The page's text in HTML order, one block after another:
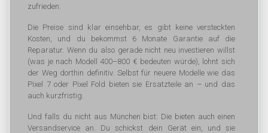
zufrieden.
Die Preise sind klar einsehbar, es gibt keine versteckten
Kosten, und du bekommst 6 Monate Garantie auf die
Reparatur. Wenn du also gerade nicht neu investieren willst
(was je nach Modell 400–800 € bedeuten würde), lohnt sich
der Weg dorthin definitiv. Selbst für neuere Modelle wie das
Pixel 7 oder Pixel Fold bieten sie Ersatzteile an – und das
auch kurzfristig.
Und falls du nicht aus München bist: Die bieten auch einen
Versandservice an. Du schickst dein Gerät ein, und sie